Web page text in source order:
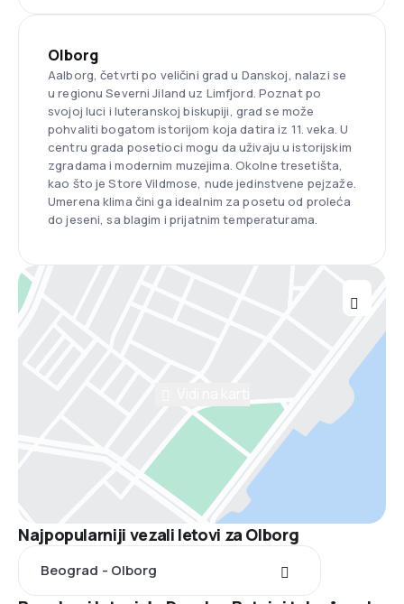
Olborg
Aalborg, četvrti po veličini grad u Danskoj, nalazi se
u regionu Severni Jiland uz Limfjord. Poznat po
svojoj luci i luteranskoj biskupiji, grad se može
pohvaliti bogatom istorijom koja datira iz 11. veka. U
centru grada posetioci mogu da uživaju u istorijskim
zgradama i modernim muzejima. Okolne tresetišta,
kao što je Store Vildmose, nude jedinstvene pejzaže.
Umerena klima čini ga idealnim za posetu od proleća
do jeseni, sa blagim i prijatnim temperaturama.
Najpopularniji vezali letovi za Olborg
Beograd - Olborg